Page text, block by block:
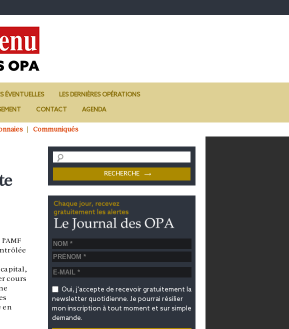
ÉVENTUELLES LES DERNIÈRES OPÉRATIONS
CONTACT AGENDA
Communiqués
cours
en
Oui, j'accepte de recevoir gratuitement la
newsletter quotidienne. Je pourrai résilier
mon inscription à tout moment et sur simple
demande.